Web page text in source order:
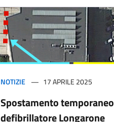
NOTIZIE 17 APRILE 2025
Spostamento temporaneo
defibrillatore Longarone